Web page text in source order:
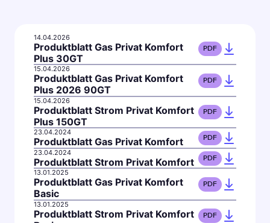
14.04.2026
Produktblatt Gas Privat Komfort
Plus 30GT
PDF
15.04.2026
Produktblatt Gas Privat Komfort
Plus 2026 90GT
PDF
15.04.2026
Produktblatt Strom Privat Komfort
Plus 150GT
PDF
23.04.2024
Produktblatt Gas Privat Komfort PDF
23.04.2024
Produktblatt Strom Privat Komfort PDF
13.01.2025
Produktblatt Gas Privat Komfort
Basic
PDF
13.01.2025
Produktblatt Strom Privat Komfort
PDF